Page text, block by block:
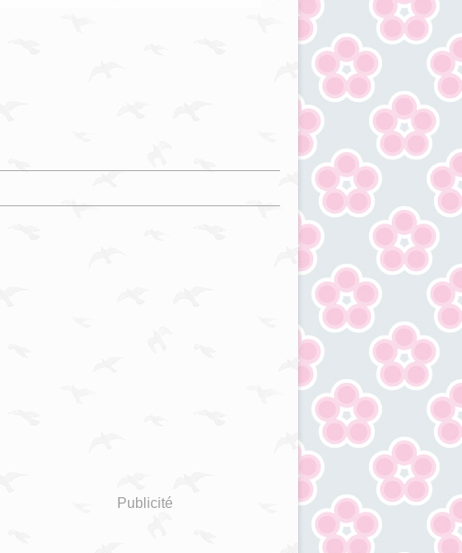
Publicité